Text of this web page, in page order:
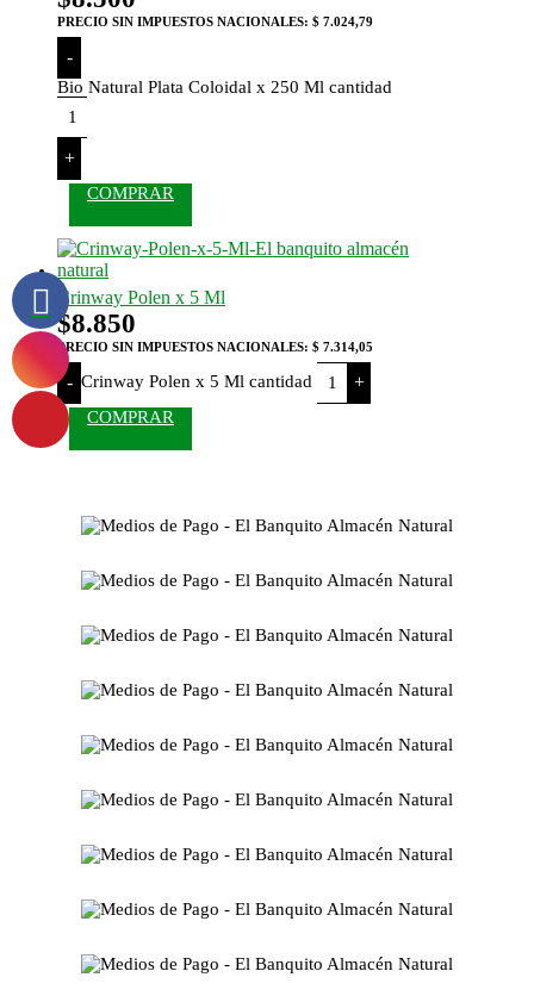
PRECIO SIN IMPUESTOS NACIONALES: $ 7.024,79
-
Bio Natural Plata Coloidal x 250 Ml cantidad
+
COMPRAR
Crinway Polen x 5 Ml
$8.850
PRECIO SIN IMPUESTOS NACIONALES: $ 7.314,05
- Crinway Polen x 5 Ml cantidad +
COMPRAR